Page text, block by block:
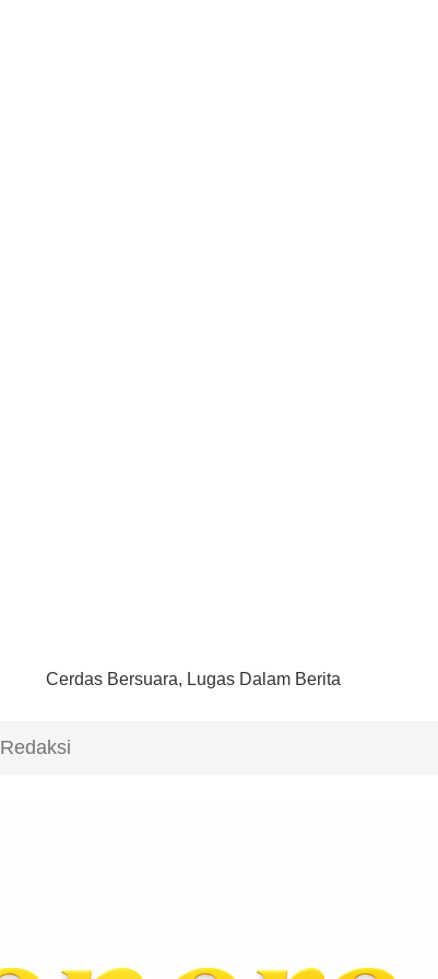
Cerdas Bersuara, Lugas Dalam Berita
Redaksi